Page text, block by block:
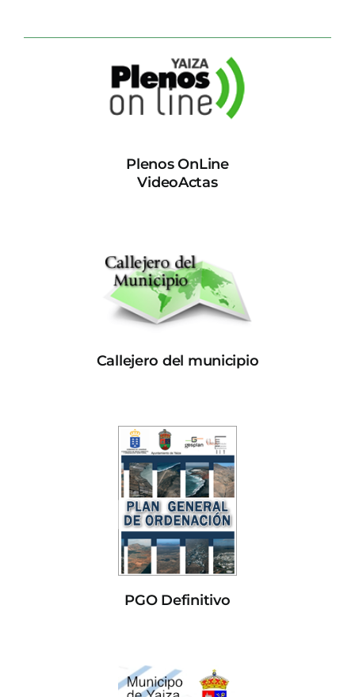
Plenos OnLine
VideoActas
Callejero del municipio
PGO Definitivo